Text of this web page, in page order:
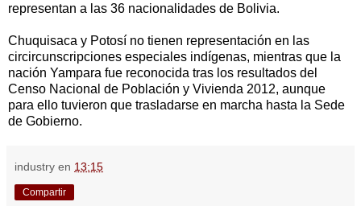
representan a las 36 nacionalidades de Bolivia.
Chuquisaca y Potosí no tienen representación en las
circircunscripciones especiales indígenas, mientras que la
nación Yampara fue reconocida tras los resultados del
Censo Nacional de Población y Vivienda 2012, aunque
para ello tuvieron que trasladarse en marcha hasta la Sede
de Gobierno.
industry en 13:15
Compartir